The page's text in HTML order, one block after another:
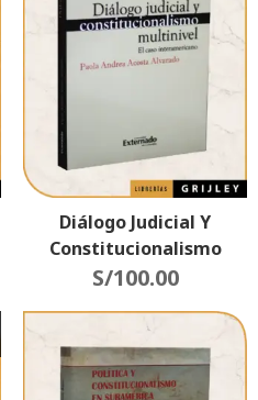
Diálogo Judicial Y
Constitucionalismo
Multinivel (El Caso
S/100.00